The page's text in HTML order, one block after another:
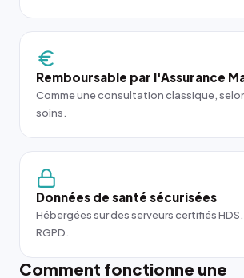
Remboursable par l'Assurance
Comme une consultation classique,
soins.
Données de santé sécurisées
Hébergées sur des serveurs certifiés
RGPD.
Comment fonctionne une